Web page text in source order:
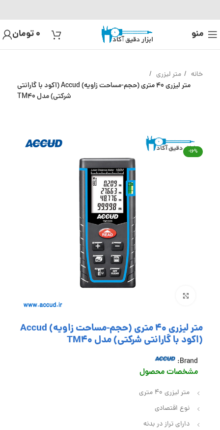
منو 0تومان
خانه متر لیزری
متر لیزری 40 متری (حجم-مساحت زاویه) Accud (اکود با گارانتی
شرکتی) مدل TM40
-16%
متر لیزری 40 متری (حجم-مساحت زاویه) Accud
(اکود با گارانتی شرکتی) مدل TM40
Brand:
مشخصات محصول
متر لیزری 40 متری
نوع اقتصادی
دارای تراز در بدنه